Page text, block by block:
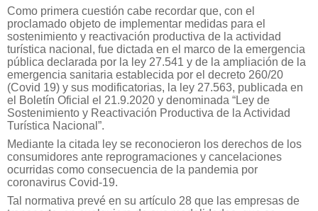
Como primera cuestión cabe recordar que, con el
proclamado objeto de implementar medidas para el
sostenimiento y reactivación productiva de la actividad
turística nacional, fue dictada en el marco de la emergencia
pública declarada por la ley 27.541 y de la ampliación de la
emergencia sanitaria establecida por el decreto 260/20
(Covid 19) y sus modificatorias, la ley 27.563, publicada en
el Boletín Oficial el 21.9.2020 y denominada “Ley de
Sostenimiento y Reactivación Productiva de la Actividad
Turística Nacional”.
Mediante la citada ley se reconocieron los derechos de los
consumidores ante reprogramaciones y cancelaciones
ocurridas como consecuencia de la pandemia por
coronavirus Covid-19.
Tal normativa prevé en su artículo 28 que las empresas de